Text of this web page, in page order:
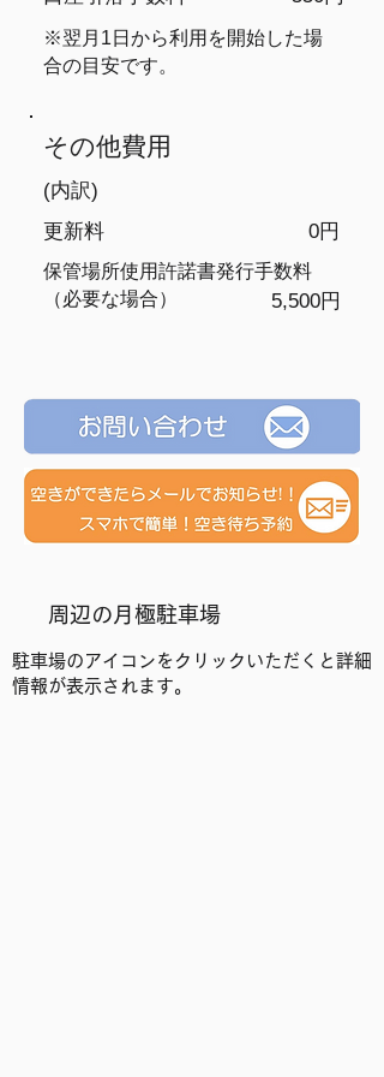
​※翌月1日から利用を開始した場
合の目安です。
​その他費用
(内訳)
​更新料
0円
保管場所使用許諾書発行手数料
（必要な場合）
5,500円
​周辺の月極駐車場
駐車場のアイコンをクリックいただくと詳細
情報が表示されます。